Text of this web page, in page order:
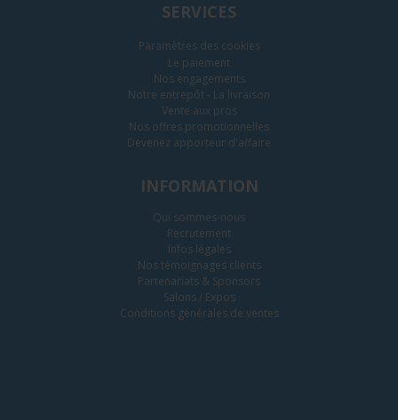
SERVICES
Paramètres des cookies
Le paiement
Nos engagements
Notre entrepôt - La livraison
Vente aux pros
Nos offres promotionnelles
Devenez apporteur d'affaire
INFORMATION
Qui sommes-nous
Recrutement
Infos légales
Nos témoignages clients
Partenariats & Sponsors
Salons / Expos
Conditions générales de ventes